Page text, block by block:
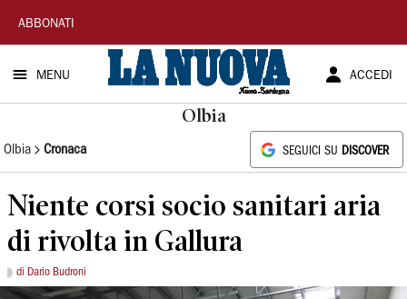
La
Nuova
Sardegna
ABBONATI
MENU ACCEDI
Olbia
Olbia Cronaca SEGUICI SU DISCOVER
Niente corsi socio sanitari aria
di rivolta in Gallura
di Dario Budroni